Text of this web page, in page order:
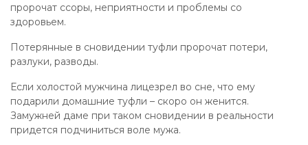
пророчат ссоры, неприятности и проблемы со
здоровьем.
Потерянные в сновидении туфли пророчат потери,
разлуки, разводы.
Если холостой мужчина лицезрел во сне, что ему
подарили домашние туфли – скоро он женится.
Замужней даме при таком сновидении в реальности
придется подчиниться воле мужа.